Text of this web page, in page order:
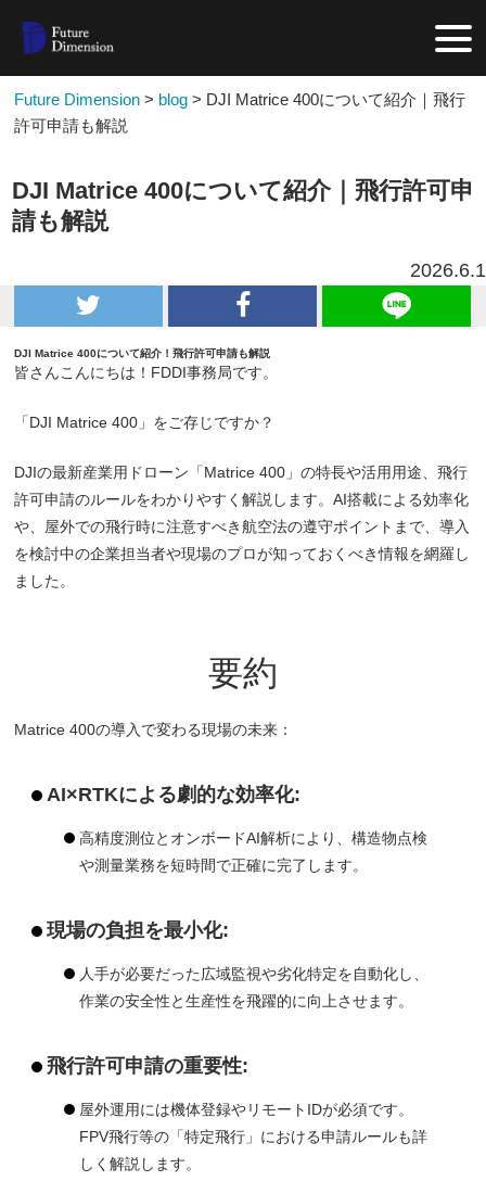
Future Dimension > blog > DJI Matrice 400について紹介｜飛行
許可申請も解説
DJI Matrice 400について紹介｜飛行許可申
請も解説
2026.6.1
DJI Matrice 400について紹介！飛行許可申請も解説
皆さんこんにちは！FDDI事務局です。
「DJI Matrice 400」をご存じですか？
DJIの最新産業用ドローン「Matrice 400」の特長や活用用途、飛行
許可申請のルールをわかりやすく解説します。AI搭載による効率化
や、屋外での飛行時に注意すべき航空法の遵守ポイントまで、導入
を検討中の企業担当者や現場のプロが知っておくべき情報を網羅し
ました。
要約
Matrice 400の導入で変わる現場の未来：
AI×RTKによる劇的な効率化:
高精度測位とオンボードAI解析により、構造物点検
や測量業務を短時間で正確に完了します。
現場の負担を最小化:
人手が必要だった広域監視や劣化特定を自動化し、
作業の安全性と生産性を飛躍的に向上させます。
飛行許可申請の重要性:
屋外運用には機体登録やリモートIDが必須です。
FPV飛行等の「特定飛行」における申請ルールも詳
しく解説します。